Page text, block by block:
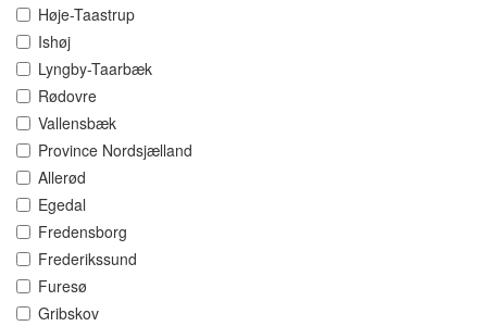
Høje-Taastrup
Ishøj
Lyngby-Taarbæk
Rødovre
Vallensbæk
Province Nordsjælland
Allerød
Egedal
Fredensborg
Frederikssund
Furesø
Gribskov